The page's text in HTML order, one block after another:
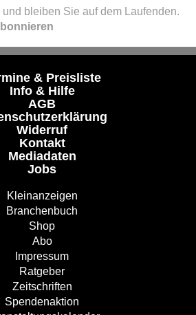
bleiben Sie auf dem Laufenden.
& Preisliste
Info & Hilfe
AGB
Widerruf
Kontakt
Mediadaten
Jobs
Kleinanzeigen
Branchenbuch
Shop
Abo
Impressum
Ratgeber
Zeitschriften
Spendenaktion